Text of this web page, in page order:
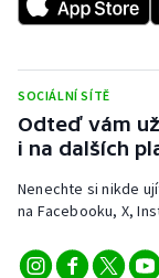
SOCIÁLNÍ SÍTĚ
Odteď vám
i na dalších
Nenechte si nikde
na Facebooku, X,